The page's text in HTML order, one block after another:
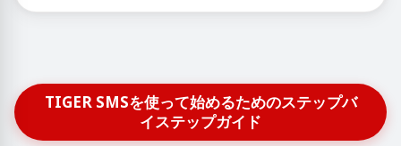
TIGER SMSを使って始めるためのステップバ
イステップガイド